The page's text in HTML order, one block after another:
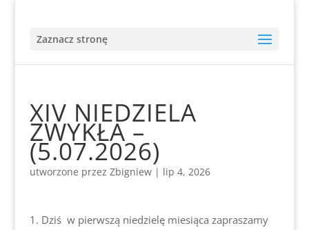
Zaznacz stronę
XIV NIEDZIELA
ZWYKŁA –
(5.07.2026)
utworzone przez Zbigniew| lip 4, 2026
Dziś w pierwszą niedzielę miesiąca zapraszamy